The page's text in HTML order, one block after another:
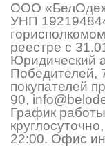
ООО
УНП
реестре с
Юридический
Победителей,
покупателей
90,
График
22:00. Офис